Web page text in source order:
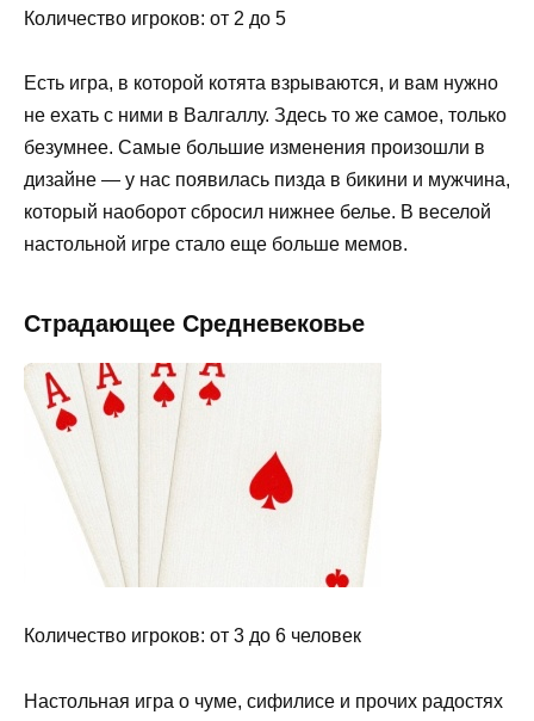
Количество игроков: от 2 до 5
Есть игра, в которой котята взрываются, и вам нужно
не ехать с ними в Валгаллу. Здесь то же самое, только
безумнее. Самые большие изменения произошли в
дизайне — у нас появилась пизда в бикини и мужчина,
который наоборот сбросил нижнее белье. В веселой
настольной игре стало еще больше мемов.
Страдающее Средневековье
Количество игроков: от 3 до 6 человек
Настольная игра о чуме, сифилисе и прочих радостях